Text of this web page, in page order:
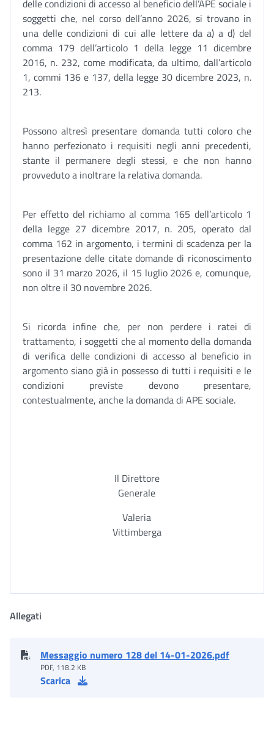
delle condizioni di accesso al beneficio dell’APE sociale i
soggetti che, nel corso dell’anno 2026, si trovano in
una delle condizioni di cui alle lettere da a) a d) del
comma 179 dell’articolo 1 della legge 11 dicembre
2016, n. 232, come modificata, da ultimo, dall’articolo
1, commi 136 e 137, della legge 30 dicembre 2023, n.
213.
Possono altresì presentare domanda tutti coloro che
hanno perfezionato i requisiti negli anni precedenti,
stante il permanere degli stessi, e che non hanno
provveduto a inoltrare la relativa domanda.
Per effetto del richiamo al comma 165 dell’articolo 1
della legge 27 dicembre 2017, n. 205, operato dal
comma 162 in argomento, i termini di scadenza per la
presentazione delle citate domande di riconoscimento
sono il 31 marzo 2026, il 15 luglio 2026 e, comunque,
non oltre il 30 novembre 2026.
Si ricorda infine che, per non perdere i ratei di
trattamento, i soggetti che al momento della domanda
di verifica delle condizioni di accesso al beneficio in
argomento siano già in possesso di tutti i requisiti e le
condizioni previste devono presentare,
contestualmente, anche la domanda di APE sociale.
Il Direttore
Generale
Valeria
Vittimberga
Allegati
Messaggio numero 128 del 14-01-2026.pdf
PDF, 118.2 KB
Scarica